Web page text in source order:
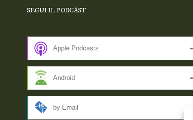
SEGUI IL PODCAST
Apple Podcasts
Android
by Email